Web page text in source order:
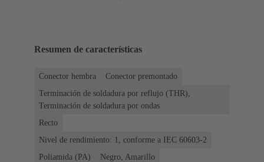
Resumen de características
Conector hembra
Conector premontado
Terminación de soldadura por reflujo (THR),
Terminación de soldadura por ondas
Recto
Nivel de rendimiento: 1, conforme a IEC 60603-2
Poliamida (PA)
Negro, Amarillo